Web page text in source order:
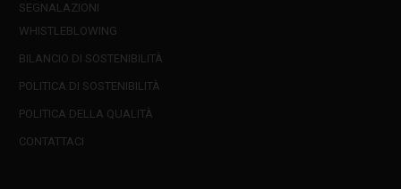
SEGNALAZIONI
WHISTLEBLOWING
BILANCIO DI SOSTENIBILITÀ
POLITICA DI SOSTENIBILITÀ
POLITICA DELLA QUALITÀ
CONTATTACI